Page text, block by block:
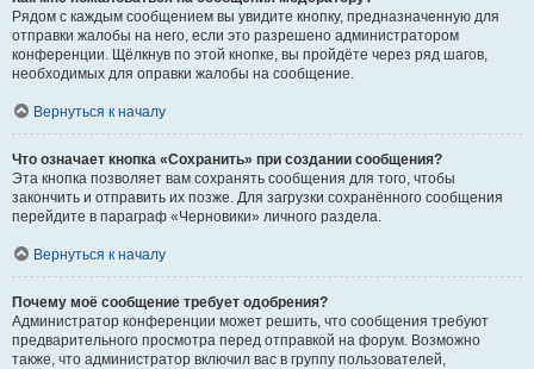
Рядом с каждым сообщением вы увидите кнопку, предназначенную для
отправки жалобы на него, если это разрешено администратором
конференции. Щёлкнув по этой кнопке, вы пройдёте через ряд шагов,
необходимых для оправки жалобы на сообщение.
Вернуться к началу
Что означает кнопка «Сохранить» при создании сообщения?
Эта кнопка позволяет вам сохранять сообщения для того, чтобы
закончить и отправить их позже. Для загрузки сохранённого сообщения
перейдите в параграф «Черновики» личного раздела.
Вернуться к началу
Почему моё сообщение требует одобрения?
Администратор конференции может решить, что сообщения требуют
предварительного просмотра перед отправкой на форум. Возможно
также, что администратор включил вас в группу пользователей,